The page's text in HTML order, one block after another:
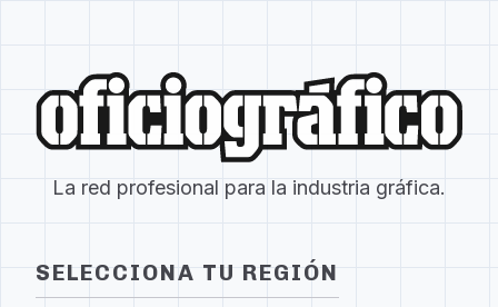
La red profesional para la industria gráfica.
SELECCIONA TU REGIÓN